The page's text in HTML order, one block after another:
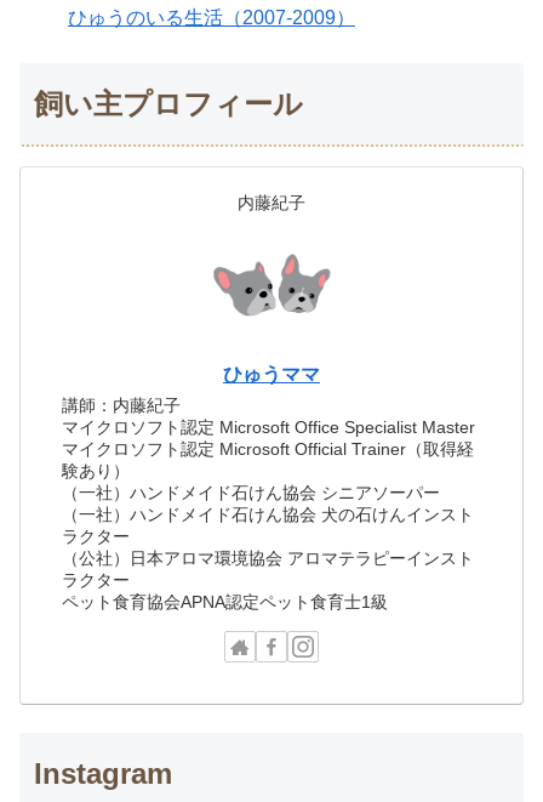
ひゅうのいる生活（2007-2009）
飼い主プロフィール
内藤紀子
ひゅうママ
講師：内藤紀子
マイクロソフト認定 Microsoft Office Specialist Master
マイクロソフト認定 Microsoft Official Trainer（取得経
験あり）
（一社）ハンドメイド石けん協会 シニアソーパー
（一社）ハンドメイド石けん協会 犬の石けんインスト
ラクター
（公社）日本アロマ環境協会 アロマテラピーインスト
ラクター
ペット食育協会APNA認定ペット食育士1級
Instagram